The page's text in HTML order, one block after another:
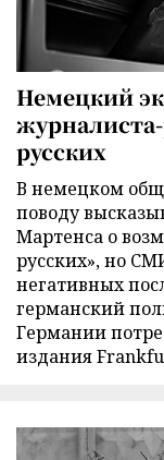
Немецкий
русских
В немецком
поводу
Мартенса о
русских», но
негативных
германский
Германии
издания